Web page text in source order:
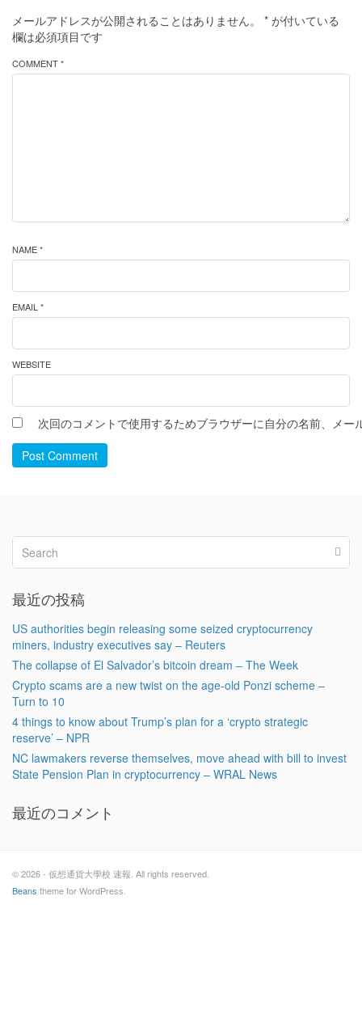
メールアドレスが公開されることはありません。 * が付いている
欄は必須項目です
COMMENT *
NAME *
EMAIL *
WEBSITE
次回のコメントで使用するためブラウザーに自分の名前、メー
Post Comment
最近の投稿
US authorities begin releasing some seized cryptocurrency
miners, industry executives say – Reuters
The collapse of El Salvador’s bitcoin dream – The Week
Crypto scams are a new twist on the age-old Ponzi scheme –
Turn to 10
4 things to know about Trump’s plan for a ‘crypto strategic
reserve’ – NPR
NC lawmakers reverse themselves, move ahead with bill to invest
State Pension Plan in cryptocurrency – WRAL News
最近のコメント
© 2026 - 仮想通貨大學校 速報. All rights reserved.
Beans theme for WordPress.